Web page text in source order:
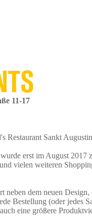
11-17
Restaurant Sankt
erst im August
weiteren
neben dem neuen
Bestellung (oder jedes
eine größere